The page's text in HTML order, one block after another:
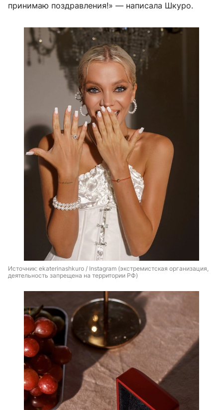
принимаю поздравления!» — написала Шкуро.
Источник: ekaterinashkuro / Instagram (экстремистская организация,
деятельность запрещена на территории РФ)